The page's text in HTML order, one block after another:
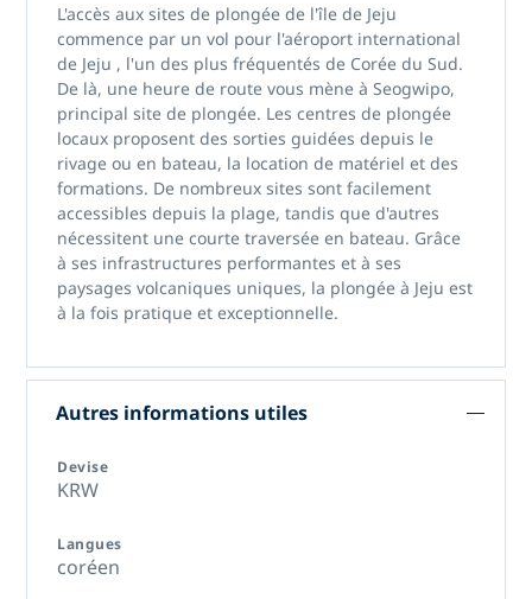
L'accèsaux sites de plongée de l'île de Jeju
commence par un vol pour l'aéroport international
de Jeju , l'un des plus fréquentés de Corée du Sud.
De là, une heure de route vous mène à Seogwipo,
principal site de plongée. Les centres de plongée
locaux proposent des sorties guidées depuis le
rivage ou en bateau, la location de matériel et des
formations. De nombreux sites sont facilement
accessibles depuis la plage, tandis que d'autres
nécessitent une courte traversée en bateau. Grâce
à ses infrastructures performantes et à ses
paysages volcaniques uniques, la plongée à Jeju est
à la fois pratique et exceptionnelle.
Autres informations utiles
Devise
KRW
Langues
coréen